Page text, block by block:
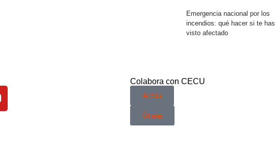
Emergencia nacional por los
incendios: qué hacer si te has
visto afectado
Colabora con CECU
Actúa
Únete